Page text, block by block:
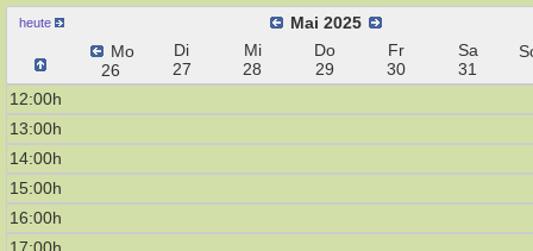
heute
Mai 2025
Mo
26
Di
27
Mi
28
Do
29
Fr
30
Sa
31
12:00h
13:00h
14:00h
15:00h
16:00h